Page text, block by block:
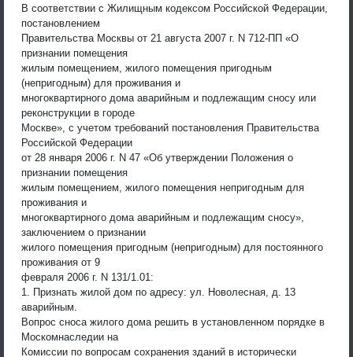
В соответствии с Жилищным кодексом Российской Федерации,
постановлением
Правительства Москвы от 21 августа 2007 г. N 712-ПП «О
признании помещения
жилым помещением, жилого помещения пригодным
(непригодным) для проживания и
многоквартирного дома аварийным и подлежащим сносу или
реконструкции в городе
Москве», с учетом требований постановления Правительства
Российской Федерации
от 28 января 2006 г. N 47 «Об утверждении Положения о
признании помещения
жилым помещением, жилого помещения непригодным для
проживания и
многоквартирного дома аварийным и подлежащим сносу»,
заключением о признании
жилого помещения пригодным (непригодным) для постоянного
проживания от 9
февраля 2006 г. N 131/1.01:
1. Признать жилой дом по адресу: ул. Новолесная, д. 13
аварийным.
Вопрос сноса жилого дома решить в установленном порядке в
Москомнаследии на
Комиссии по вопросам сохранения зданий в исторически